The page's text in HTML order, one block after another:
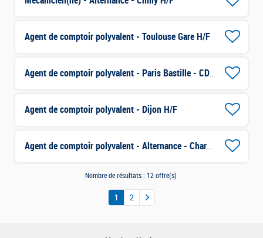
Agent de comptoir polyvalent - Toulouse Gare H/F
Agent de comptoir polyvalent - Paris Bastille - CDD H/F
Agent de comptoir polyvalent - Dijon H/F
Agent de comptoir polyvalent - Alternance - Charenton H/F
Nombre de résultats : 12 offre(s)
1 2